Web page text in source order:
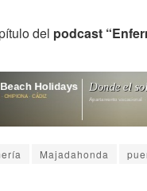
del podcast
Majadahonda